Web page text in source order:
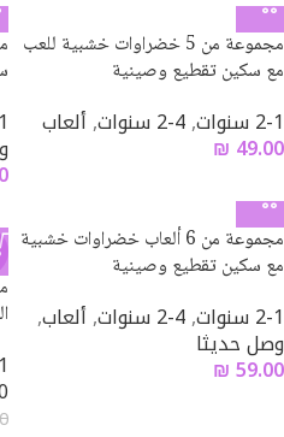
مجموعة من 5 خضراوات خشبية للعب
مع سكين تقطيع وصينية
2-1 سنوات ,4-2 سنوات ,ألعاب
₪ 49.00
مجموعة من 6 ألعاب خضراوات خشبية
مع سكين تقطيع وصينية
2-1 سنوات ,4-2 سنوات ,ألعاب,
وصل حديثا
₪59.00